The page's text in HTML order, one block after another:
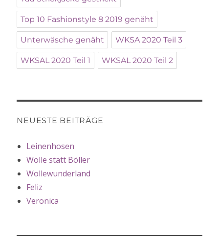
Top 10 Fashionstyle 8 2019 genäht
Unterwäsche genäht WKSA 2020 Teil 3
WKSAL 2020 Teil 1 WKSAL 2020 Teil 2
NEUESTE BEITRÄGE
Leinenhosen
Wolle statt Böller
Wollewunderland
Feliz
Veronica